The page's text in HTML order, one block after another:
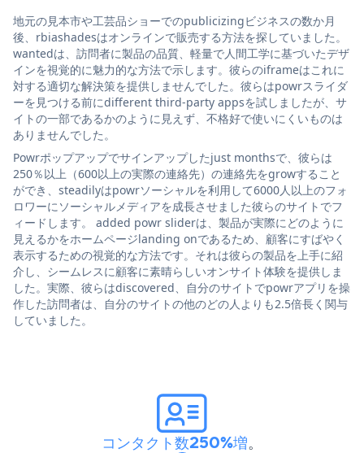
地元の見本市や工芸品ショーでのpublicizingビジネスの数か月
後、rbiashadesはオンラインで販売する方法を探していました。
wantedは、訪問者に製品の品質、軽量で人間工学に基づいたデザ
インを視覚的に魅力的な方法で示します。彼らのiframeはこれに
対する適切な解決策を提供しませんでした。彼らはpowrスライダ
ーを見つける前にdifferent third-party appsを試しましたが、サ
イトの一部であるかのように見えず、不格好で使いにくいものは
ありませんでした。
Powrポップアップでサインアップしたjust monthsで、彼らは
250％以上（600以上の実際の連絡先）の連絡先をgrowすること
ができ、steadilyはpowrソーシャルを利用して6000人以上のフォ
ロワーにソーシャルメディアを成長させました彼らのサイトでフ
ィードします。 added powr sliderは、製品が実際にどのように
見えるかをホームページlanding onであるため、顧客にすばやく
表示するための視覚的な方法です。それは彼らの製品を上手に紹
介し、シームレスに顧客に素晴らしいオンサイト体験を提供しま
した。実際、彼らはdiscovered、自分のサイトでpowrアプリを操
作した訪問者は、自分のサイトの他のどの人よりも2.5倍長く関与
していました。
コンタクト数250%増。